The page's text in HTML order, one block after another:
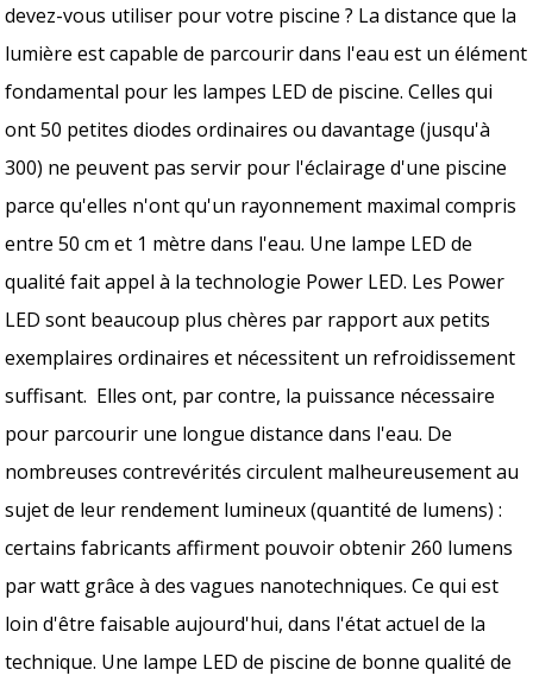
devez-vous utiliser pour votre piscine ? La distance que la
lumière est capable de parcourir dans l'eau est un élément
fondamental pour les lampes LED de piscine. Celles qui
ont 50 petites diodes ordinaires ou davantage (jusqu'à
300) ne peuvent pas servir pour l'éclairage d'une piscine
parce qu'elles n'ont qu'un rayonnement maximal compris
entre 50 cm et 1 mètre dans l'eau. Une lampe LED de
qualité fait appel à la technologie Power LED. Les Power
LED sont beaucoup plus chères par rapport aux petits
exemplaires ordinaires et nécessitent un refroidissement
suffisant. Elles ont, par contre, la puissance nécessaire
pour parcourir une longue distance dans l'eau. De
nombreuses contrevérités circulent malheureusement au
sujet de leur rendement lumineux (quantité de lumens) :
certains fabricants affirment pouvoir obtenir 260 lumens
par watt grâce à des vagues nanotechniques. Ce qui est
loin d'être faisable aujourd'hui, dans l'état actuel de la
technique. Une lampe LED de piscine de bonne qualité de